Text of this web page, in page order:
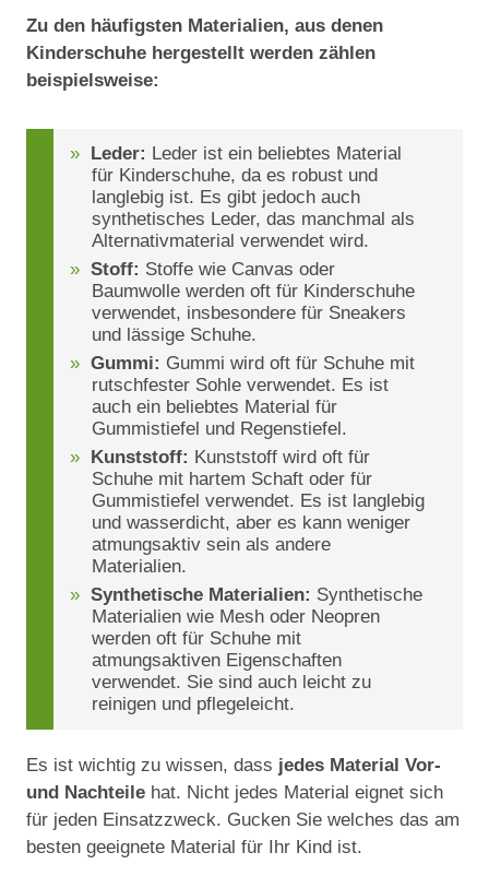
Zu den häufigsten Materialien, aus denen
Kinderschuhe hergestellt werden zählen
beispielsweise:
Leder: Leder ist ein beliebtes Material
für Kinderschuhe, da es robust und
langlebig ist. Es gibt jedoch auch
synthetisches Leder, das manchmal als
Alternativmaterial verwendet wird.
Stoff: Stoffe wie Canvas oder
Baumwolle werden oft für Kinderschuhe
verwendet, insbesondere für Sneakers
und lässige Schuhe.
Gummi: Gummi wird oft für Schuhe mit
rutschfester Sohle verwendet. Es ist
auch ein beliebtes Material für
Gummistiefel und Regenstiefel.
Kunststoff: Kunststoff wird oft für
Schuhe mit hartem Schaft oder für
Gummistiefel verwendet. Es ist langlebig
und wasserdicht, aber es kann weniger
atmungsaktiv sein als andere
Materialien.
Synthetische Materialien: Synthetische
Materialien wie Mesh oder Neopren
werden oft für Schuhe mit
atmungsaktiven Eigenschaften
verwendet. Sie sind auch leicht zu
reinigen und pflegeleicht.
Es ist wichtig zu wissen, dass jedes Material Vor-
und Nachteile hat. Nicht jedes Material eignet sich
für jeden Einsatzzweck. Gucken Sie welches das am
besten geeignete Material für Ihr Kind ist.